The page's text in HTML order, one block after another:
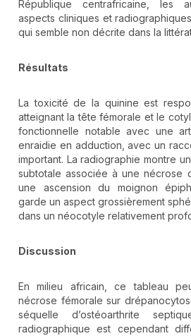
République centrafricaine, les
aspects cliniques et
qui semble non décrite dans la
Résultats
La toxicité de la quinine est
atteignant la tête fémorale et le
fonctionnelle notable avec une
enraidie en adduction, avec un
important. La radiographie montre
subtotale associée à une nécrose
une ascension du moignon
garde un aspect grossièrement
dans un néocotyle relativement
Discussion
En milieu africain, ce tableau
nécrose fémorale sur
séquelle d’ostéoarthrite
radiographique est cependant